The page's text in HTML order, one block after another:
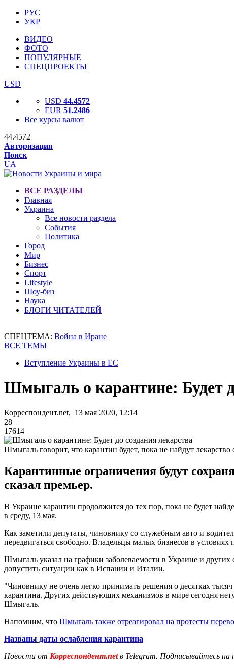
РУС
УКР
ВИДЕО
ФОТО
ПОПУЛЯРНЫЕ
СПЕЦПРОЕКТЫ
USD
USD 44.4572
EUR 51.2486
Все курсы валют
44.4572
Авторизация
Поиск
UA
ВСЕ РАЗДЕЛЫ
Главная
Украина
Все новости раздела
События
Политика
Город
Мир
Бизнес
Спорт
Lifestyle
Шоу-биз
Наука
БЛОГИ ЧИТАТЕЛЕЙ
СПЕЦТЕМА: Война в Иране
ВСЕ ТЕМЫ
Вступление Украины в ЕС
Шмыгаль о карантине: Будет
Корреспондент.net, 13 мая 2020, 12:14
28
17614
Шмыгаль говорит, что карантин будет, пока не найдут лекарство
Карантинные ограничения будут
сказал премьер.
В Украине карантин продолжится до тех пор, пока не будет
в среду, 13 мая.
Как заметили депутаты, чиновнику со служебным авто и
передвигаться свободно. Владельцы малых бизнесов в
Шмыгаль указал на графики заболеваемости в Украине и
допустить ситуации как в Испании и Италии.
"Чиновнику не очень легко принимать решения о десятках
карантина. Других действующих механизмов в мире сегодня
Шмыгаль.
Напомним, что Шмыгаль также отреагировал на протесты
Названы даты ослабления карантина
Новости от Корреспондент.netв Telegram. Подписывайтесь на